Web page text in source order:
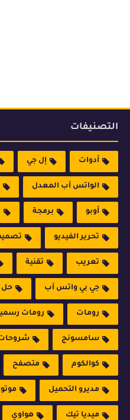
التصنيفات
أدوات إل جي
الواتس آب المعدل
أوبو برمجة
تحرير الفيديو
تعريب تقنية
جي بي واتس آب حل
رومات رومات
سامسونج
كوالكوم متصفح
مديرو التحميل
ميديا تيك هواوي